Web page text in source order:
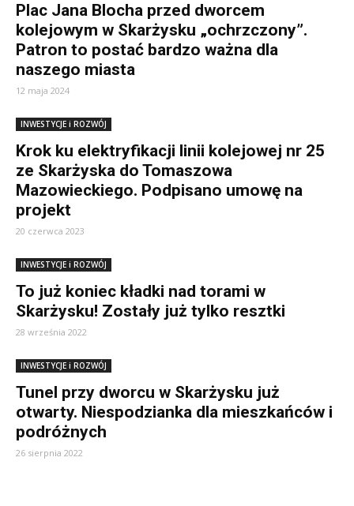
Plac Jana Blocha przed dworcem
kolejowym w Skarżysku „ochrzczony”.
Patron to postać bardzo ważna dla
naszego miasta
12 maja 2024
INWESTYCJE i ROZWÓJ
Krok ku elektryfikacji linii kolejowej nr 25
ze Skarżyska do Tomaszowa
Mazowieckiego. Podpisano umowę na
projekt
20 czerwca 2023
INWESTYCJE i ROZWÓJ
To już koniec kładki nad torami w
Skarżysku! Zostały już tylko resztki
28 września 2022
INWESTYCJE i ROZWÓJ
Tunel przy dworcu w Skarżysku już
otwarty. Niespodzianka dla mieszkańców i
podróżnych
26 sierpnia 2022